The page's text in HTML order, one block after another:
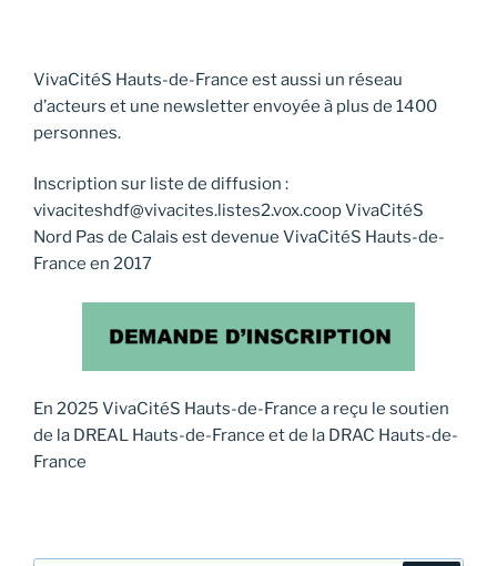
VivaCitéS Hauts-de-France est aussi un réseau
d’acteurs et une newsletter envoyée à plus de 1400
personnes.
Inscription sur liste de diffusion :
vivaciteshdf@vivacites.listes2.vox.coop VivaCitéS
Nord Pas de Calais est devenue VivaCitéS Hauts-de-
France en 2017
En 2025 VivaCitéS Hauts-de-France a reçu le soutien
de la DREAL Hauts-de-France et de la DRAC Hauts-de-
France